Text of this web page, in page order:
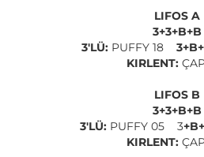
LIFOS A
3+3+B+B
3'LÜ:PUFFY 18
KIRLENT:
LIFOS B
3+3+B+B
3'LÜ: PUFFY 05 3
KIRLENT: